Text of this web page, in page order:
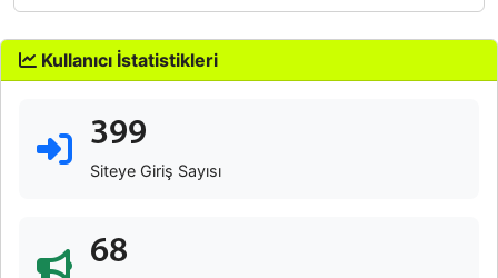
Kullanıcı İstatistikleri
399
Siteye Giriş Sayısı
68